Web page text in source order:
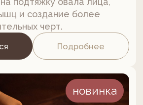
лица
с
изнутри,